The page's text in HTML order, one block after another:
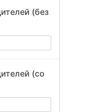
(без
(со